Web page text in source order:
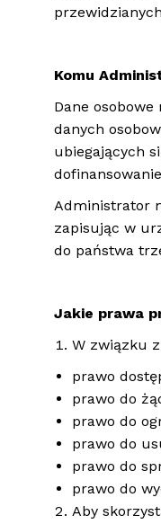
Komu
Dane
danych
ubiegających
Administrator
zapisując w
do państwa
Jakie prawa
W związku
prawo
prawo do
prawo do
prawo do
prawo do
prawo do
Aby